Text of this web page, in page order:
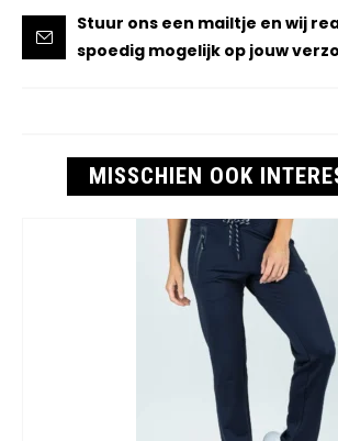
Stuur ons een mailtje en wij
spoedig mogelijk op jouw
MISSCHIEN OOK